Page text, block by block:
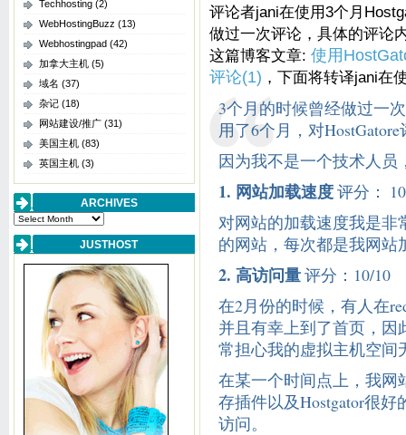
Techhosting (2)
WebHostingBuzz (13)
Webhostingpad (42)
加拿大主机 (5)
域名 (37)
杂记 (18)
网站建设/推广 (31)
美国主机 (83)
英国主机 (3)
ARCHIVES
Archives
JUSTHOST
评论者jani在使用3个月
做过一次评论，具体的评论
这篇博客文章: 使用
评论(1) ，下面将转译jani在
3个月的时候曾经做过一
用了6个月，对
因为我不是一个技术人
1. 网站加载速度评分：
对网站的加载速度我是非
的网站，每次都是我网站
2. 高访问量评分：10/10
在2月份的时候，有人在
并且有幸上到了首页，
常担心我的虚拟主机空间
在某一个时间点上，我网
存插件以及Hostgator很
访问。